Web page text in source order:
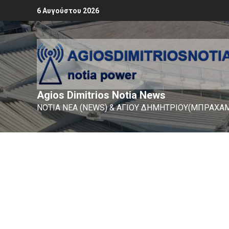
6 Αυγούστου 2026
Agios Dimitrios Notia News
ΝΟΤΙΑ ΝΕΑ (NEWS) & ΑΓΙΟΥ